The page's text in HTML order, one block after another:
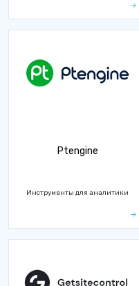
Ptengine
Инструменты для аналитики